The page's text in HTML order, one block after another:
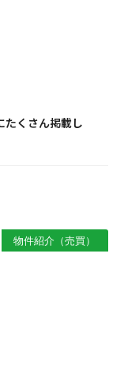
たくさん掲載し
物件紹介（売買）